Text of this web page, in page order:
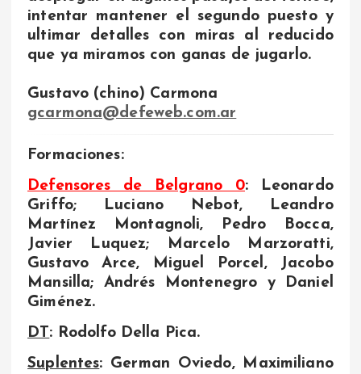
intentar mantener el segundo puesto y
ultimar detalles con miras al reducido
que ya miramos con ganas de jugarlo.
Gustavo (chino) Carmona
gcarmona@defeweb.com.ar
Formaciones:
Defensores de Belgrano 0: Leonardo
Griffo; Luciano Nebot, Leandro
Martínez Montagnoli, Pedro Bocca,
Javier Luquez; Marcelo Marzoratti,
Gustavo Arce, Miguel Porcel, Jacobo
Mansilla; Andrés Montenegro y Daniel
Giménez.
DT: Rodolfo Della Pica.
Suplentes: German Oviedo, Maximiliano